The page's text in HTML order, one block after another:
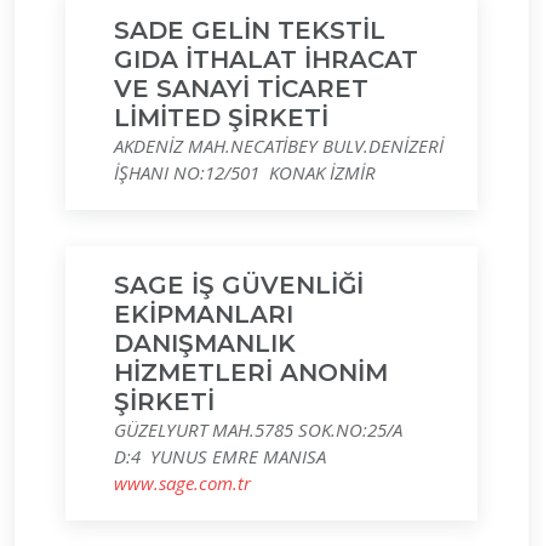
SADE GELİN TEKSTİL
GIDA İTHALAT İHRACAT
VE SANAYİ TİCARET
LİMİTED ŞİRKETİ
AKDENİZ MAH.NECATİBEY BULV.DENİZERİ
İŞHANI NO:12/501 KONAK İZMİR
SAGE İŞ GÜVENLİĞİ
EKİPMANLARI
DANIŞMANLIK
HİZMETLERİ ANONİM
ŞİRKETİ
GÜZELYURT MAH.5785 SOK.NO:25/A
D:4 YUNUS EMRE MANISA
www.sage.com.tr